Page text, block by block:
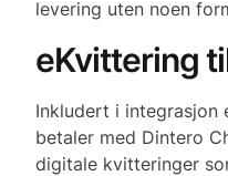
levering uten noen
eKvittering
Inkludert i integrasjon
betaler med Dintero
digitale kvitteringer